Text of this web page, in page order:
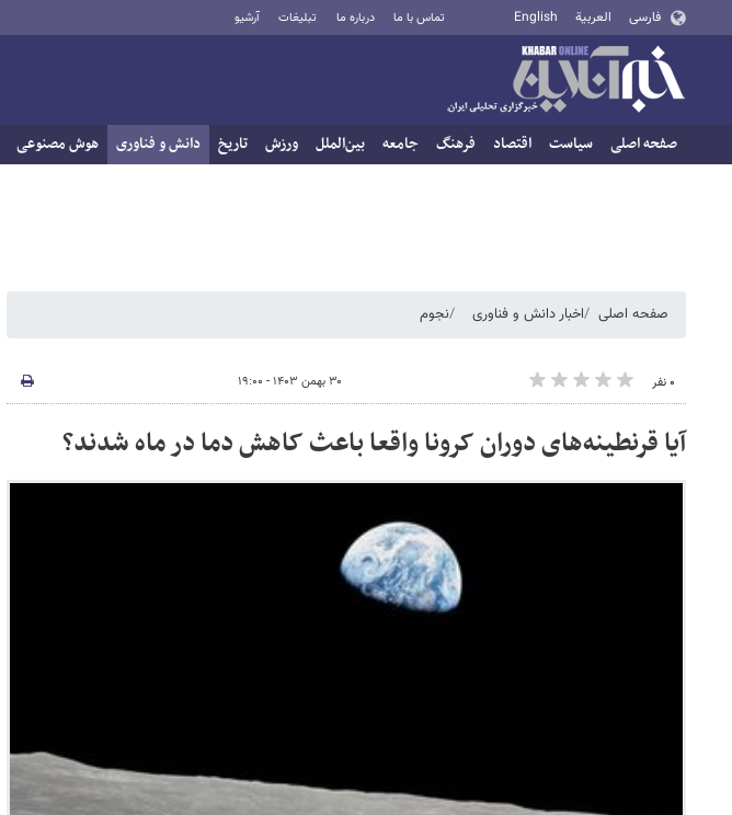
فارسی العربية English تماس با ما درباره ما تبلیغات آرشیو
صفحه اصلی سیاست اقتصاد فرهنگ جامعه بین‌الملل ورزش تاریخ دانش و فناوری هوش مصنوعی
صفحه اصلی اخبار دانش و فناوری نجوم
۰ نفر ۳۰ بهمن ۱۴۰۳ - ۱۹:۰۰
آیا قرنطینه‌های دوران کرونا واقعا باعث کاهش دما در ماه شدند؟